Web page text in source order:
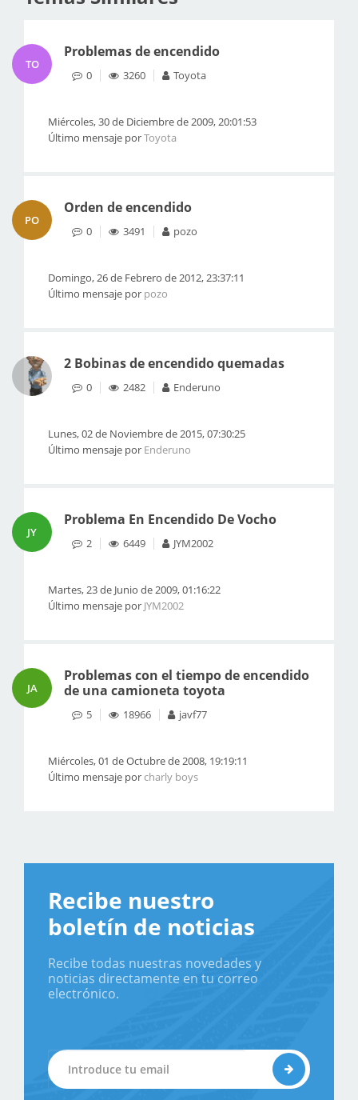
TO
Problemas de encendido
0 3260 Toyota
Miércoles, 30 de Diciembre de 2009, 20:01:53
Último mensaje porToyota
PO
Orden de encendido
0 3491 pozo
Domingo, 26 de Febrero de 2012, 23:37:11
Último mensaje por pozo
2 Bobinas de encendido quemadas
0 2482 Enderuno
Lunes, 02 de Noviembre de 2015, 07:30:25
Último mensaje por Enderuno
JY
Problema En Encendido De Vocho
2 6449 JYM2002
Martes, 23 de Junio de 2009, 01:16:22
Último mensaje por JYM2002
JA
Problemas con el tiempo de encendido
de una camioneta toyota
5 18966 javf77
Miércoles, 01 de Octubre de 2008, 19:19:11
Último mensaje porcharly boys
Recibe nuestro
boletín de noticias
Recibe todas nuestras novedades y
noticias directamente en tu correo
electrónico.